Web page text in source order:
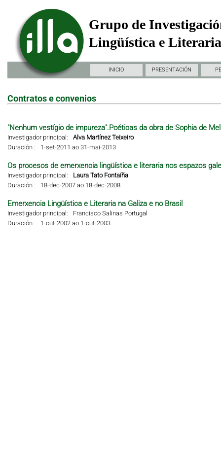
Grupo de
Lingüística e
INICIO PRESENTACIÓN
Contratos e convenios
"Nenhum vestígio de impureza".Poéticas da obra de Sophia de
Investigador principal:
Alva Martínez Teixeiro
Duración :
1-set-2011 ao 31-mai-2013
Os procesos de emerxencia lingüística e literaria nos espazos
Investigador principal:
Laura Tato Fontaíña
Duración :
18-dec-2007 ao 18-dec-2008
Emerxencia Lingüística e Literaria na Galiza e no Brasil
Investigador principal:
Francisco Salinas Portugal
Duración :
1-out-2002 ao 1-out-2003